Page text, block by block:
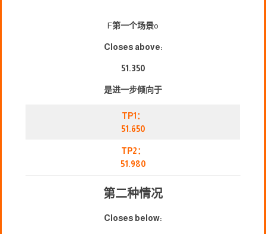
F第一个场景o
Closes above:
51.350
是进一步倾向于
TP1：
51.650
TP2：
51.980
第二种情况
Closes below: